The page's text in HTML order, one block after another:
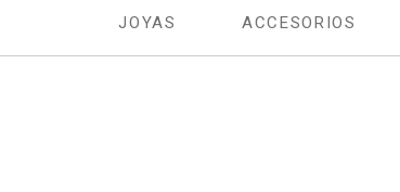
JOYAS ACCESORIOS